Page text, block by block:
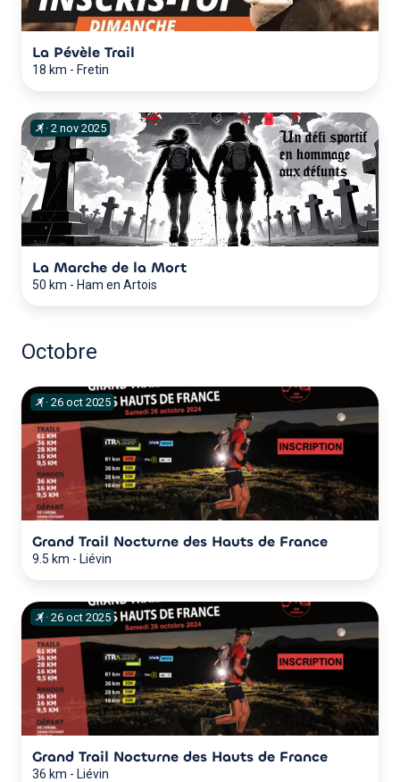
La Pévèle Trail
18 km - Fretin
· 2 nov 2025
La Marche de la Mort
50 km - Ham en Artois
Octobre
· 26 oct 2025
Grand Trail Nocturne des Hauts de France
9.5 km - Liévin
· 26 oct 2025
Grand Trail Nocturne des Hauts de France
36 km - Liévin